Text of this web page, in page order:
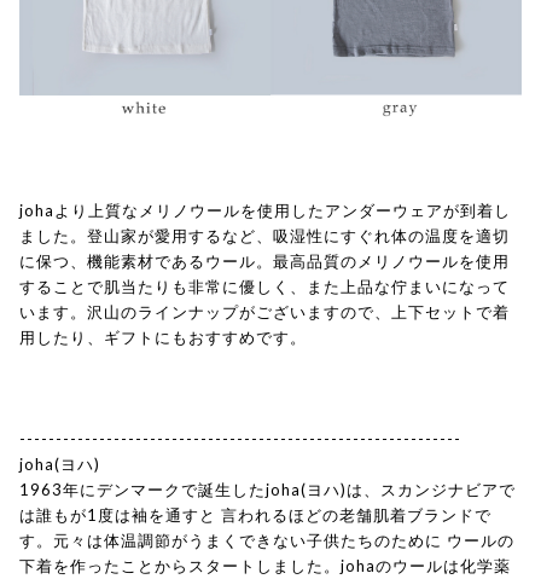
johaより上質なメリノウールを使用したアンダーウェアが到着し
ました。登山家が愛用するなど、吸湿性にすぐれ体の温度を適切
に保つ、機能素材であるウール。最高品質のメリノウールを使用
することで肌当たりも非常に優しく、また上品な佇まいになって
います。沢山のラインナップがございますので、上下セットで着
用したり、ギフトにもおすすめです。
-------------------------------------------------------------
joha(ヨハ)
1963年にデンマークで誕生したjoha(ヨハ)は、スカンジナビアで
は誰もが1度は袖を通すと 言われるほどの老舗肌着ブランドで
す。元々は体温調節がうまくできない子供たちのために ウールの
下着を作ったことからスタートしました。johaのウールは化学薬